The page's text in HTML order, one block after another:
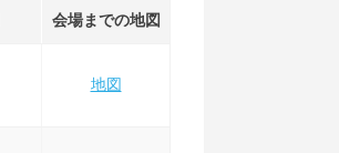
会場までの地図
地図